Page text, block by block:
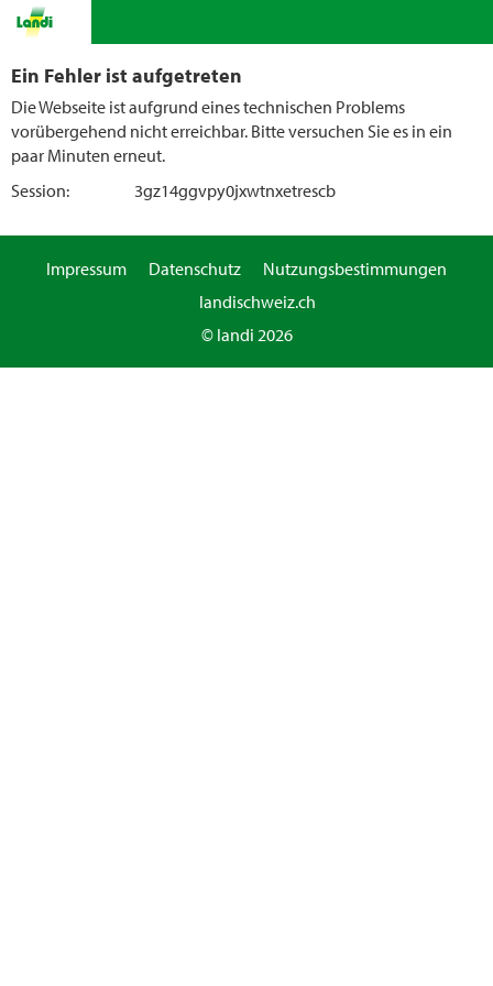
Ein Fehler ist aufgetreten
Die Webseite ist aufgrund eines technischen Problems
vorübergehend nicht erreichbar. Bitte versuchen Sie es in ein
paar Minuten erneut.
Session:
3gz14ggvpy0jxwtnxetrescb
Impressum Datenschutz
Nutzungsbestimmungen
landischweiz.ch
© landi 2026